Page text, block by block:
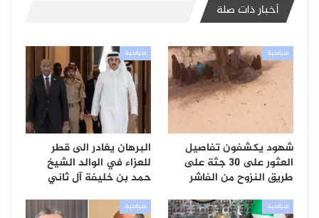
أخبار ذات صلة
سياسية
شهود يكشفون تفاصيل
العثور على 30 جثة على
طريق النزوح من الفاشر
سياسية
البرهان يغادر الى قطر
للعزاء في الوالد الشيخ
حمد بن خليفة آل ثاني
سياسية سياسية